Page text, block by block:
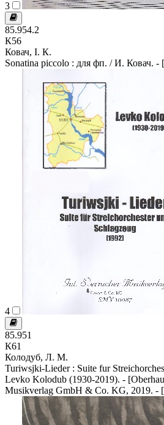
3
85.954.2
К56
Ковач, І. К.
Sonatina piccolo : для фп. / И. Ковач. -
4
85.951
К61
Колодуб, Л. М.
Turiwsjki-Lieder : Suite fur
Levko Kolodub (1930-2019). -
Musikverlag GmbH & Co. KG, 2019. -